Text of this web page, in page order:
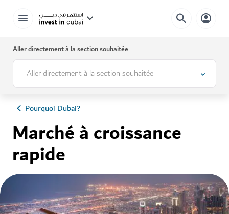
Aller directement à la section souhaitée
Aller directement à la section souhaitée
Pourquoi Dubai?
Marché à croissance
rapide